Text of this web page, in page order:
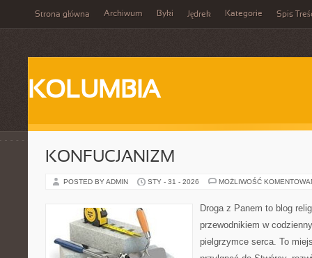
Strona główna Archiwum Byki Jędrek Kategorie Spis
KOLUMBIA
KONFUCJANIZM
POSTED BY ADMIN STY - 31 - 2026 MOŻLIWOŚĆ
Droga z Panem to blog
przewodnikiem w
pielgrzymce serca. To